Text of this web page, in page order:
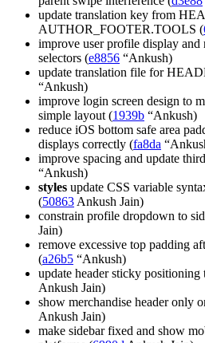
update translation key from
AUTHOR_FOOTER.TOOLS (
improve user profile display
selectors (e8856 “Ankush)
update translation file for
“Ankush)
improve login screen design to
simple layout (1939b “Ankush)
reduce iOS bottom safe area
displays correctly (fa8da
improve spacing and update
“Ankush)
styles update CSS variable
(50863 Ankush Jain)
constrain profile dropdown to
Jain)
remove excessive top padding
(a26b5 “Ankush)
update header sticky positioning
Ankush Jain)
show merchandise header only
Ankush Jain)
make sidebar fixed and show